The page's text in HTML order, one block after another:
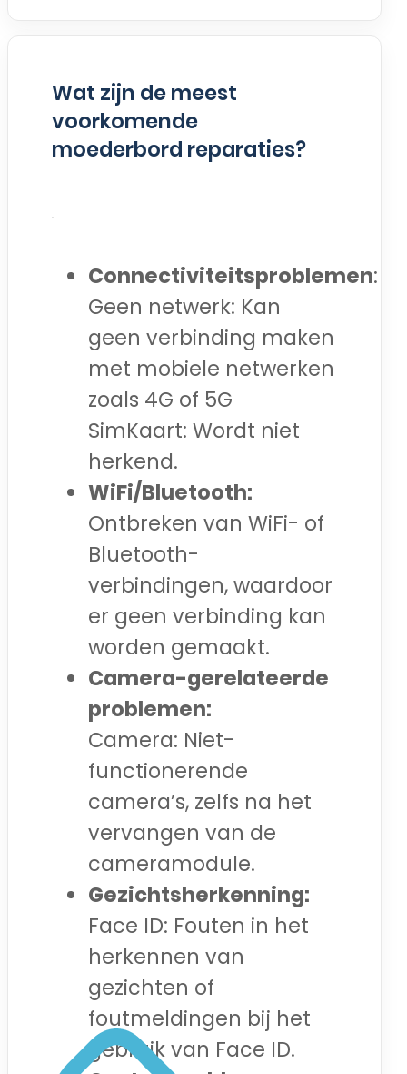
Wat zijn de meest
voorkomende
moederbord reparaties?
Connectiviteitsproblemen:
Geen netwerk: Kan
geen verbinding maken
met mobiele netwerken
zoals 4G of 5G
SimKaart: Wordt niet
herkend.
WiFi/Bluetooth:
Ontbreken van WiFi- of
Bluetooth-
verbindingen, waardoor
er geen verbinding kan
worden gemaakt.
Camera-gerelateerde
problemen:
Camera: Niet-
functionerende
camera’s, zelfs na het
vervangen van de
cameramodule.
Gezichtsherkenning:
Face ID: Fouten in het
herkennen van
gezichten of
foutmeldingen bij het
gebruik van Face ID.